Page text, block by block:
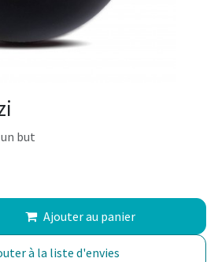
but
Ajouter au panier
à la liste d'envies